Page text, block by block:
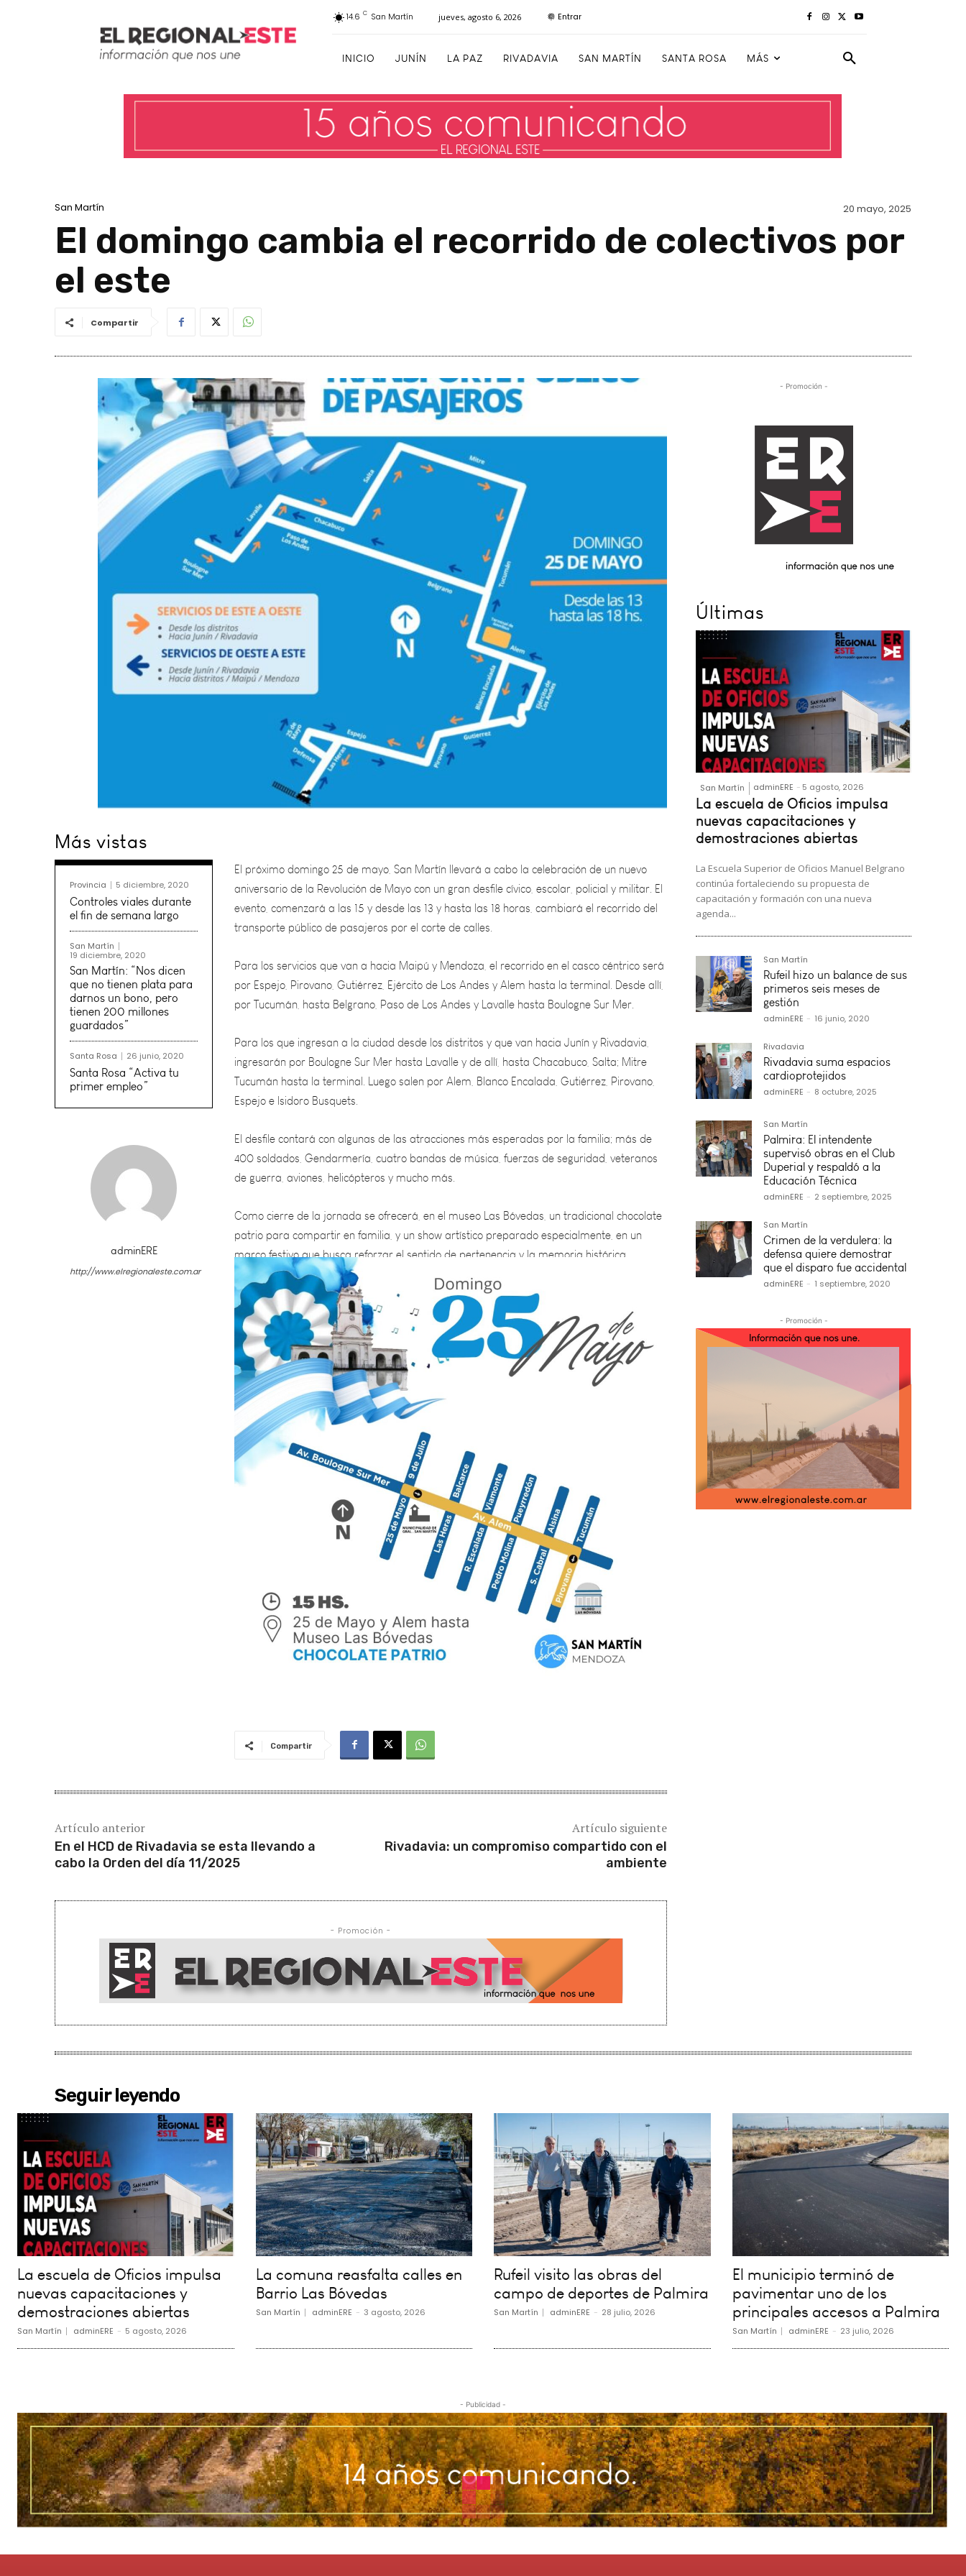
14.6 C San Martín jueves, agosto 6, 2026 Entrar
INICIO JUNÍN LA PAZ RIVADAVIA SAN MARTÍN SANTA ROSA MÁS
San Martín 20 mayo, 2025
El domingo cambia el recorrido de colectivos por
el este
Compartir
Más vistas
Provincia 5 diciembre, 2020
Controles viales durante
el fin de semana largo
San Martín
19 diciembre, 2020
San Martín: “Nos dicen
que no tienen plata para
darnos un bono, pero
tienen 200 millones
guardados”
Santa Rosa 26 junio, 2020
Santa Rosa “Activa tu
primer empleo”
adminERE
http://www.elregionaleste.com.ar
aniversario de la Revolución de Mayo con un gran desfile cívico, escolar, policial y militar. El
evento, comenzará a las 15 y desde las 13 y hasta las 18 horas, cambiará el recorrido del
transporte público de pasajeros por el corte de calles.
Para los servicios que van a hacia Maipú y Mendoza, el recorrido en el casco céntrico será
por Espejo, Pirovano, Gutiérrez, Ejército de Los Andes y Alem hasta la terminal. Desde allí,
por Tucumán, hasta Belgrano, Paso de Los Andes y Lavalle hasta Boulogne Sur Mer.
Para los que ingresan a la ciudad desde los distritos y que van hacia Junín y Rivadavia,
ingresarán por Boulogne Sur Mer hasta Lavalle y de allí, hasta Chacabuco, Salta; Mitre
Tucumán hasta la terminal. Luego salen por Alem, Blanco Encalada, Gutiérrez, Pirovano,
Espejo e Isidoro Busquets.
El desfile contará con algunas de las atracciones más esperadas por la familia; más de
400 soldados, Gendarmería, cuatro bandas de música, fuerzas de seguridad, veteranos
de guerra, aviones, helicópteros y mucho más.
Como cierre de la jornada se ofrecerá, en el museo Las Bóvedas, un tradicional chocolate
patrio para compartir en familia, y un show artístico preparado especialmente, en un
marco festivo que busca reforzar el sentido de pertenencia y la memoria histórica.
Compartir
Artículo anterior
En el HCD de Rivadavia se esta llevando a
cabo la Orden del día 11/2025
Artículo siguiente
Rivadavia: un compromiso compartido con el
ambiente
- Promoción -
- Promoción -
Últimas
San Martín adminERE - 5 agosto, 2026
La escuela de Oficios impulsa
nuevas capacitaciones y
demostraciones abiertas
La Escuela Superior de Oficios Manuel Belgrano
continúa fortaleciendo su propuesta de
capacitación y formación con una nueva
agenda...
San Martín
Rufeil hizo un balance de sus
primeros seis meses de
gestión
adminERE - 16 junio, 2020
Rivadavia
Rivadavia suma espacios
cardioprotejidos
adminERE - 8 octubre, 2025
San Martín
Palmira: El intendente
supervisó obras en el Club
Duperial y respaldó a la
Educación Técnica
adminERE - 2 septiembre, 2025
San Martín
Crimen de la verdulera: la
defensa quiere demostrar
que el disparo fue accidental
adminERE - 1 septiembre, 2020
- Promoción -
Seguir leyendo
La escuela de Oficios impulsa
nuevas capacitaciones y
demostraciones abiertas
San Martín adminERE - 5 agosto, 2026
La comuna reasfalta calles en
Barrio Las Bóvedas
San Martín adminERE - 3 agosto, 2026
Rufeil visito las obras del
campo de deportes de Palmira
San Martín adminERE - 28 julio, 2026
El municipio terminó de
pavimentar uno de los
principales accesos a Palmira
San Martín adminERE - 23 julio, 2026
- Publicidad -